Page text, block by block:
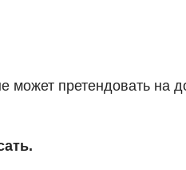
может претендовать на